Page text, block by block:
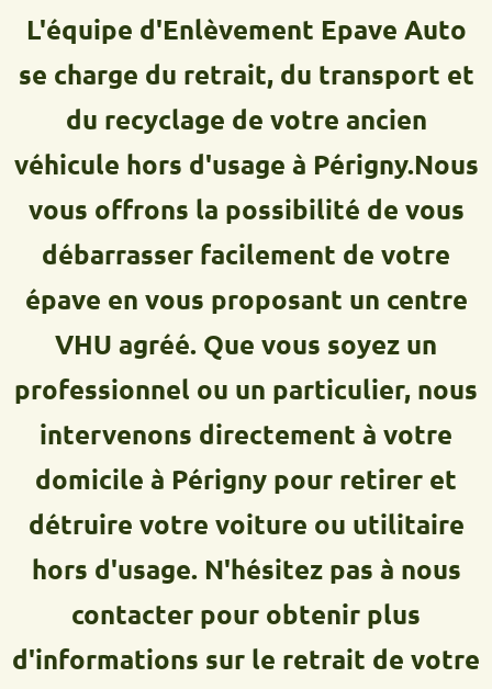
L'équipe d'Enlèvement Epave Auto
se charge du retrait, du transport et
du recyclage de votre ancien
véhicule hors d'usage à Périgny.Nous
vous offrons la possibilité de vous
débarrasser facilement de votre
épave en vous proposant un centre
VHU agréé. Que vous soyez un
professionnel ou un particulier, nous
intervenons directement à votre
domicile à Périgny pour retirer et
détruire votre voiture ou utilitaire
hors d'usage. N'hésitez pas à nous
contacter pour obtenir plus
d'informations sur le retrait de votre